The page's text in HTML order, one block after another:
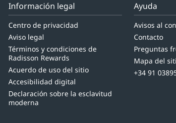
Información legal
Centro de privacidad
Aviso legal
Términos y condiciones de
Radisson Rewards
Acuerdo de uso del sitio
Accesibilidad digital
Declaración sobre la esclavitud
moderna
Ayuda
Avisos al
Contacto
Preguntas
Mapa del
+34 91